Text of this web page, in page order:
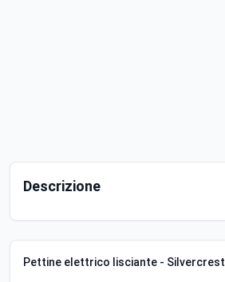
Descrizione
Pettine elettrico lisciante - Silvercrest